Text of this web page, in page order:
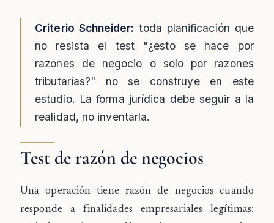
Criterio Schneider: toda planificación que
no resista el test "¿esto se hace por
razones de negocio o solo por razones
tributarias?" no se construye en este
estudio. La forma jurídica debe seguir a la
realidad, no inventarla.
Test de razón de negocios
Una operación tiene razón de negocios cuando
responde a finalidades empresariales legítimas: